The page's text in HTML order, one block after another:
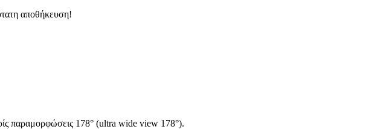
αποθήκευση!
παραμορφώσεις 178° (ultra wide view 178°).